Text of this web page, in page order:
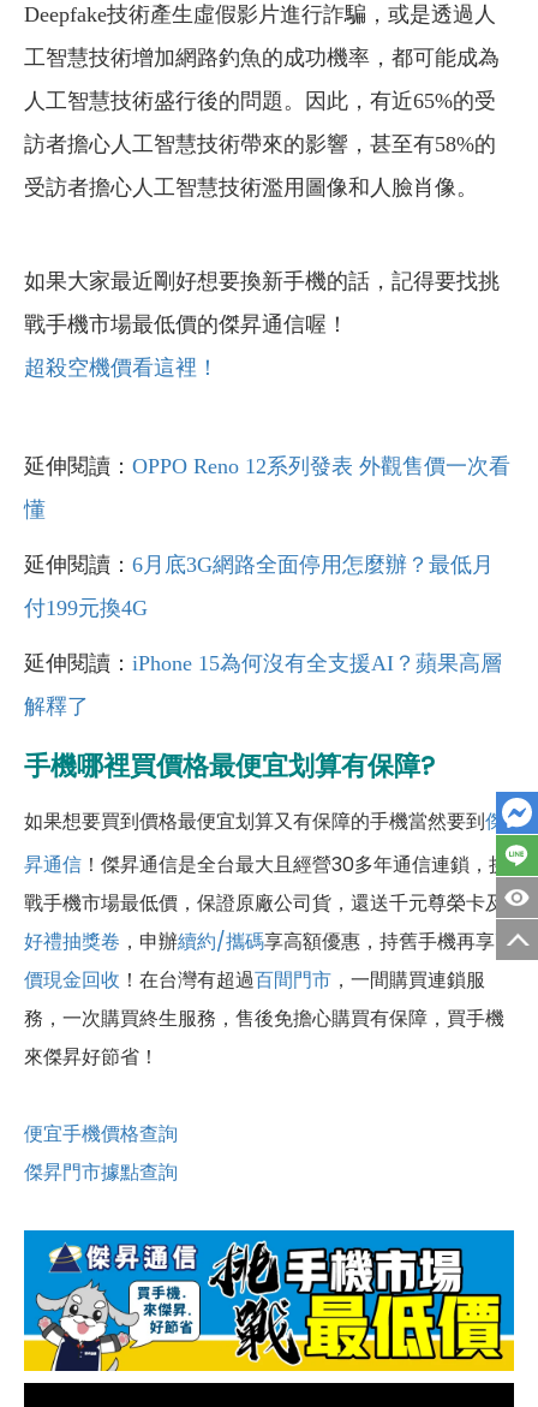
Deepfake技術產生虛假影片進行詐騙，或是透過人
工智慧技術增加網路釣魚的成功機率，都可能成為
人工智慧技術盛行後的問題。因此，有近65%的受
訪者擔心人工智慧技術帶來的影響，甚至有58%的
受訪者擔心人工智慧技術濫用圖像和人臉肖像。
如果大家最近剛好想要換新手機的話，記得要找挑
戰手機市場最低價的傑昇通信喔！
超殺空機價看這裡！
延伸閱讀： OPPO Reno 12系列發表 外觀售價一次看
懂
延伸閱讀： 6月底3G網路全面停用怎麼辦？最低月
付199元換4G
延伸閱讀： iPhone 15為何沒有全支援AI？蘋果高層
解釋了
手機哪裡買價格最便宜划算有保障?
如果想要買到價格最便宜划算又有保障的手機當然要到傑
昇通信 ！傑昇通信是全台最大且經營30多年通信連鎖，挑
戰手機市場最低價，保證原廠公司貨，還送千元尊榮卡及
好禮抽獎卷 ，申辦續約/攜碼享高額優惠，持舊手機再享高
價現金回收 ！ 在台灣有超過百間門市 ，一間購買連鎖服
務，一次購買終生服務，售後免擔心購買有保障，買手機
來傑昇好節省！
便宜手機價格查詢
傑昇門市據點查詢